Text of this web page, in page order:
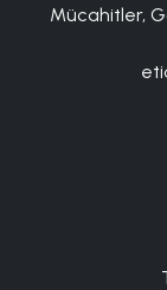
Mücahitler,